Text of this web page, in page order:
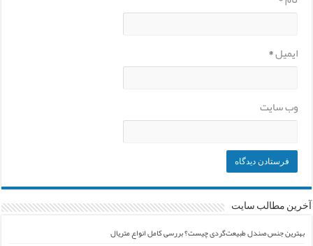
ایمیل*
وب‌ سایت
آخرین مطالب سایت
بهترین جنس صندل طبیعت‌گردی چیست؟ بررسی کامل انواع متریال